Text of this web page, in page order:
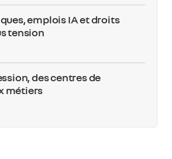
emplois IA et droits
tension
des centres de
métiers